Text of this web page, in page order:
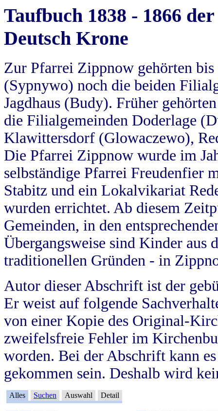
Taufbuch 1838 - 1866
Deutsch Krone
Zur Pfarrei Zippnow gehörten
(Sypnywo) noch die beiden
Jagdhaus (Budy). Früher
die Filialgemeinden Doderlage
Klawittersdorf (Glowaczewo),
Die Pfarrei Zippnow wurde im
selbständige Pfarrei Freudenfier
Stabitz und ein Lokalvikariat
wurden errichtet. Ab diesem
Gemeinden, in den
Übergangsweise sind Kinder aus
traditionellen Gründen - in
Autor dieser Abschrift ist der
Er weist auf folgende
von einer Kopie des Original-
zweifelsfreie Fehler im
worden. Bei der Abschrift kann
gekommen sein. Deshalb wird
Alles Suchen Auswahl Detail